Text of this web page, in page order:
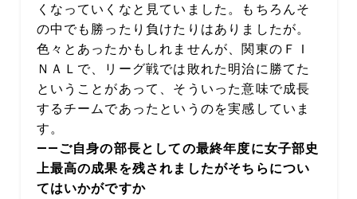
くなっていくなと見ていました。もちろんそ
の中でも勝ったり負けたりはありましたが。
色々とあったかもしれませんが、関東のＦＩ
ＮＡＬで、リーグ戦では敗れた明治に勝てた
ということがあって、そういった意味で成長
するチームであったというのを実感していま
す。
――ご自身の部長としての最終年度に女子部史
上最高の成果を残されましたがそちらについ
てはいかがですか